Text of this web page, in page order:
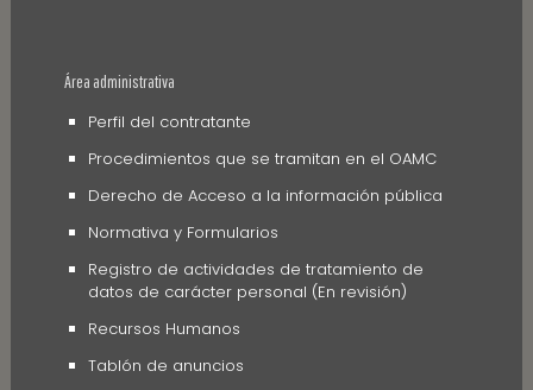
Área administrativa
Perfil del contratante
Procedimientos que se tramitan en el OAMC
Derecho de Acceso a la información pública
Normativa y Formularios
Registro de actividades de tratamiento de
datos de carácter personal (En revisión)
Recursos Humanos
Tablón de anuncios